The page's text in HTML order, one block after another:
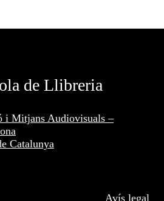
de Llibreria
i Mitjans Audiovisuals –
Catalunya
Avís legal